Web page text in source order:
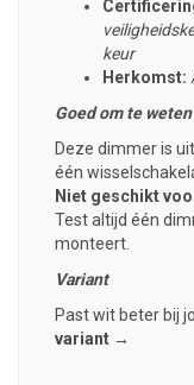
keur
Herkomst:
Goed om te weten
Deze dimmer is
één
Niet geschikt
Test altijd één
monteert.
Variant
Past wit beter bij
variant →